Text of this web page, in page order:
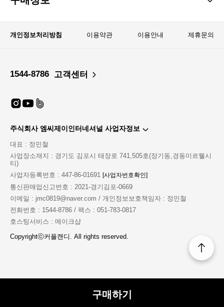
구매하기
섹시한 군복의 결정판
남성들의 판타지 제복 코스튬으로 그를 사로 잡아보세요
실제 군복과는 다르게 좀더 타이트하게 몸에 붙어서
한층더 섹시함이 뿜뿜뿜!!!
초미니 스커트에 스타킹까지 한다면
구성품 : 넥타이 + 모자 + 상의 + 스커트
개인정보처리방침 이용약관 이용안내 제휴문의
1544-8786 고객센터
주식회사 엠씨제이인터네셔널 사업자정보
대표 : 정민철
사업장소재지 : 경기도 김포시 태장로 741,505호(장기동,경동미르웰시
티)
사업자등록번호 : 447-86-01691 [사업자번호확인]
통신판매업신고번호 : 2021-경기김포-0669
이메일 : jmc0819@naver.com / 개인정보보호책임자 : 정민철
전화번호 : 1544-8786 / 팩스 : 051-783-0817
호스팅서비스 : 메이크샵
Copyrightⓒ커플캔디. All rights reserved.